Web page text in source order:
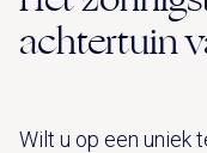
achtertuin
Wilt u op een uniek